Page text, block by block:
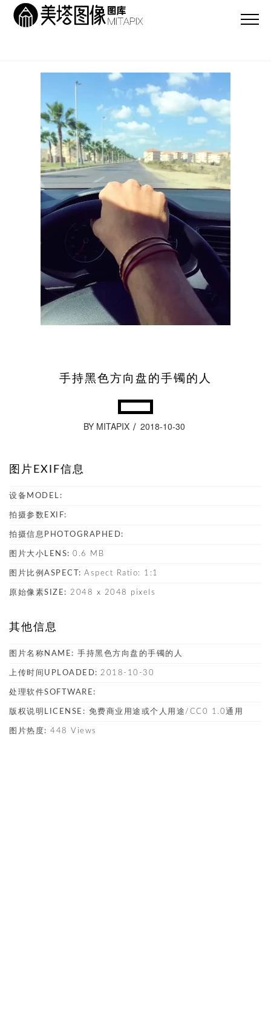
手持黑色方向盘的手镯的人
BY MITAPIX 2018-10-30
图片EXIF信息
设备MODEL:
拍摄参数EXIF:
拍摄信息PHOTOGRAPHED:
图片大小LENS: 0.6 MB
图片比例ASPECT: Aspect Ratio: 1:1
原始像素SIZE: 2048 x 2048 pixels
其他信息
图片名称NAME: 手持黑色方向盘的手镯的人
上传时间UPLOADED: 2018-10-30
处理软件SOFTWARE:
版权说明LICENSE: 免费商业用途或个人用途/CC0 1.0通用
图片热度: 448 Views